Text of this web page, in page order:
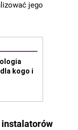
jego
instalatorów